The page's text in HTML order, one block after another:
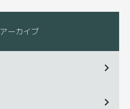
アーカイブ